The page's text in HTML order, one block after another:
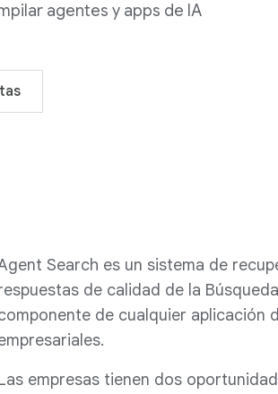
agentes y apps de IA
Search es un sistema de
de calidad de la
de cualquier aplicación
empresas tienen dos